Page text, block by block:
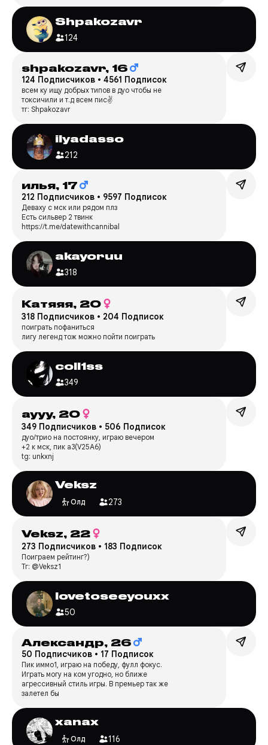
Shpakozavr
124
shpakozavr, 16
124 Подписчиков • 4561 Подписок
всем ку ищу добрых типов в дуо чтобы не
токсичили и т.д всем пис✌️
тг: Shpakozavr
ilyadasso
212
илья, 17
212 Подписчиков • 9597 Подписок
Деваху с мск или рядом плз
Есть сильвер 2 твинк
https://t.me/datewithcannibal
akayoruu
318
Катяяя, 20
318 Подписчиков • 204 Подписок
поиграть пофаниться
лигу легенд тож можно пойти поиграть
coll1ss
349
аууу, 20
349 Подписчиков • 506 Подписок
дуо/трио на постоянку, играю вечером
+2 к мск, пик а3(V25A6)
tg: unkxnj
Veksz
Олд 273
Veksz, 22
273 Подписчиков • 183 Подписок
Поиграем рейтинг?)
Тг: @Veksz1
lovetoseeyouxx
50
Александр, 26
50 Подписчиков • 17 Подписок
Пик иммо1, играю на победу, фулл фокус.
Играть могу на ком угодно, но ближе
агрессивный стиль игры. В премьер так же
залетел бы
xanax
Олд 116